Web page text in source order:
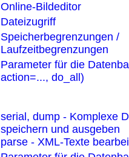
Online-Bildeditor
Dateizugriff
Speicherbegrenzungen /
Laufzeitbegrenzungen
Parameter für die
action=..., do_all)
serial, dump - Komplexe
speichern und ausgeben
parse - XML-Texte